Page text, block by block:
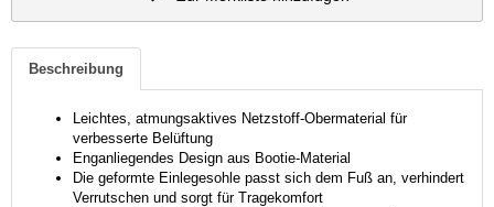
Beschreibung
Leichtes, atmungsaktives Netzstoff-Obermaterial für
verbesserte Belüftung
Enganliegendes Design aus Bootie-Material
Die geformte Einlegesohle passt sich dem Fuß an, verhindert
Verrutschen und sorgt für Tragekomfort